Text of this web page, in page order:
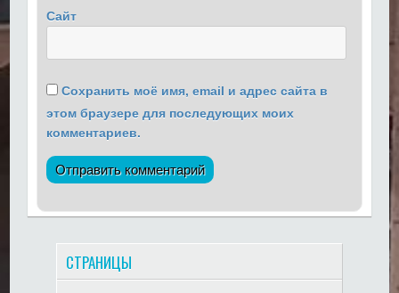
Сайт
Сохранить моё имя, email и адрес сайта в
этом браузере для последующих моих
комментариев.
СТРАНИЦЫ